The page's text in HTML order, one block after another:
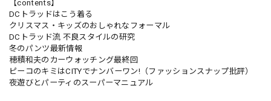
【contents】
DCトラッドはこう着る
クリスマス・キッズのおしゃれなフォーマル
DCトラッド流 不良スタイルの研究
冬のパンツ最新情報
穂積和夫のカーウォッチング最終回
ピーコのキミはCITYでナンバーワン!（ファッションスナップ批評）
夜遊びとパーティのスーパーマニュアル